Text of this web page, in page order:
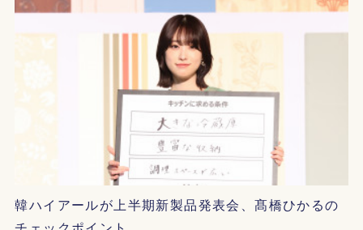
韓ハイアールが上半期新製品発表会、髙橋ひかるの